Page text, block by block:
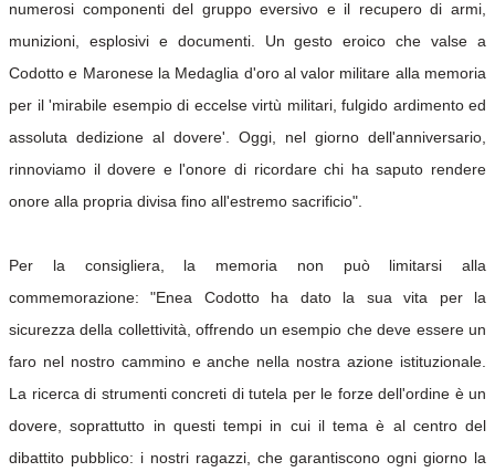
numerosi componenti del gruppo eversivo e il recupero di armi,
munizioni, esplosivi e documenti. Un gesto eroico che valse a
Codotto e Maronese la Medaglia d'oro al valor militare alla memoria
per il 'mirabile esempio di eccelse virtù militari, fulgido ardimento ed
assoluta dedizione al dovere'. Oggi, nel giorno dell'anniversario,
rinnoviamo il dovere e l'onore di ricordare chi ha saputo rendere
onore alla propria divisa fino all'estremo sacrificio".
Per la consigliera, la memoria non può limitarsi alla
commemorazione: "Enea Codotto ha dato la sua vita per la
sicurezza della collettività, offrendo un esempio che deve essere un
faro nel nostro cammino e anche nella nostra azione istituzionale.
La ricerca di strumenti concreti di tutela per le forze dell'ordine è un
dovere, soprattutto in questi tempi in cui il tema è al centro del
dibattito pubblico: i nostri ragazzi, che garantiscono ogni giorno la